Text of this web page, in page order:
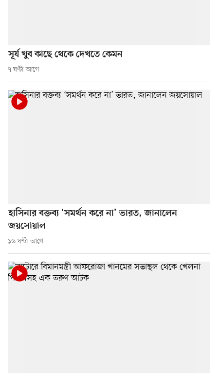
সূর্য খুব কাছে থেকে দেখতে কেমন
৭ ঘণ্টা আগে
হাসিনার বক্তব্য ‘সমর্থন করে না’ ভারত, জানালেন
জয়সোয়াল
১৬ ঘণ্টা আগে